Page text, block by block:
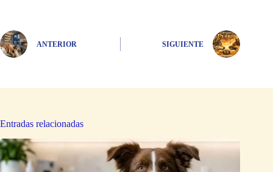
ANTERIOR SIGUIENTE
Entradas relacionadas